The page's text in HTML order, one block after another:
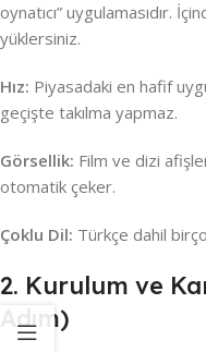
oynatıcı” uygulamasıdır.
yüklersiniz.
Hız: Piyasadaki en hafif
geçişte takılma yapmaz.
Görsellik: Film ve dizi
otomatik çeker.
Çoklu Dil: Türkçe dahil
2. Kurulum ve
Adım)